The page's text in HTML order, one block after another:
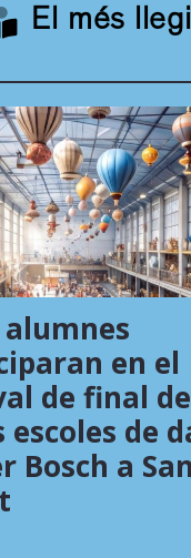
El més
alumnes
en el
de final
escoles de
Bosch a